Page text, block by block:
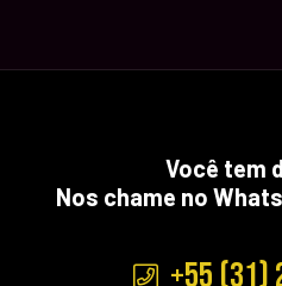
Você tem
Nos chame no
+55 (31)